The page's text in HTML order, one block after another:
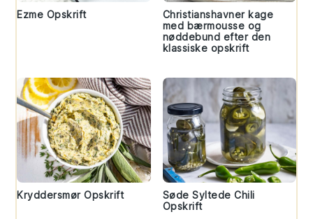
Ezme Opskrift
Christianshavner kage
med bærmousse og
nøddebund efter den
klassiske opskrift
Kryddersmør Opskrift
Søde Syltede Chili
Opskrift